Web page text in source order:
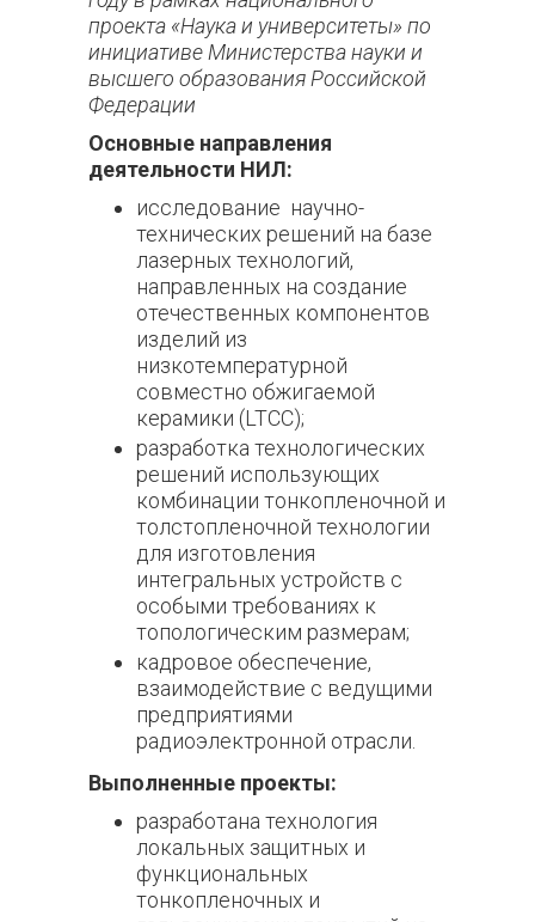
проекта «Наука и университеты» по
инициативе Министерства науки и
высшего образования Российской
Федерации
Основные направления
деятельности НИЛ:
исследование научно-
технических решений на базе
лазерных технологий,
направленных на создание
отечественных компонентов
изделий из
низкотемпературной
совместно обжигаемой
керамики (LTCC);
разработка технологических
решений использующих
комбинации тонкопленочной и
толстопленочной технологии
для изготовления
интегральных устройств с
особыми требованиях к
топологическим размерам;
кадровое обеспечение,
взаимодействие с ведущими
предприятиями
радиоэлектронной отрасли.
Выполненные проекты:
разработана технология
локальных защитных и
функциональных
тонкопленочных и